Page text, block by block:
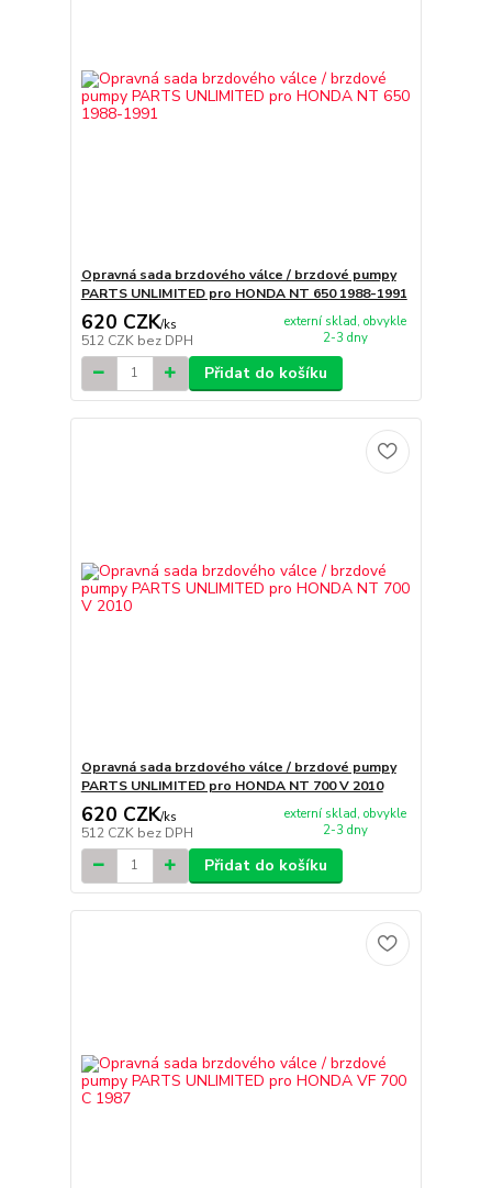
Opravná sada brzdového válce / brzdové pumpy
PARTS UNLIMITED pro HONDA NT 650 1988-1991
620 CZK/ks
512 CZK bez DPH
externí sklad, obvykle
2-3 dny
Přidat do košíku
Opravná sada brzdového válce / brzdové pumpy
PARTS UNLIMITED pro HONDA NT 700 V 2010
620 CZK/ks
512 CZK bez DPH
externí sklad, obvykle
2-3 dny
Přidat do košíku